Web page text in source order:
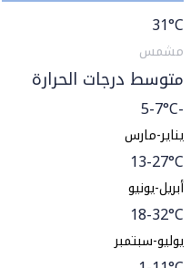
31°C
مشمس
متوسط درجات الحرارة
-5-7°C
يناير-مارس
13-27°C
أبريل-يونيو
18-32°C
يوليو-سبتمبر